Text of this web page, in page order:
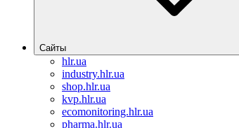
Сайты
hlr.ua
industry.hlr.ua
shop.hlr.ua
kvp.hlr.ua
ecomonitoring.hlr.ua
pharma.hlr.ua